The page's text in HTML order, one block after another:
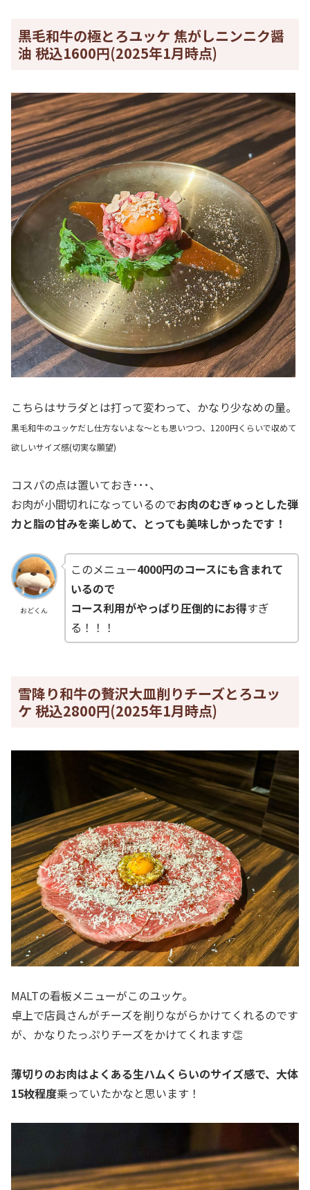
黒毛和牛の極とろユッケ 焦がしニンニク醤
油 税込1600円(2025年1月時点)
こちらはサラダとは打って変わって、かなり少なめの量。
黒毛和牛のユッケだし仕方ないよな～とも思いつつ、1200円くらいで収めて
欲しいサイズ感(切実な願望)
コスパの点は置いておき･･･、
お肉が小間切れになっているのでお肉のむぎゅっとした弾
力と脂の甘みを楽しめて、とっても美味しかったです！
おどくん
このメニュー4000円のコースにも含まれて
いるので
コース利用がやっぱり圧倒的にお得すぎ
る！！！
雪降り和牛の贅沢大皿削りチーズとろユッ
ケ 税込2800円(2025年1月時点)
MALTの看板メニューがこのユッケ。
卓上で店員さんがチーズを削りながらかけてくれるのです
が、かなりたっぷりチーズをかけてくれます👏
薄切りのお肉はよくある生ハムくらいのサイズ感で、大体
15枚程度乗っていたかなと思います！